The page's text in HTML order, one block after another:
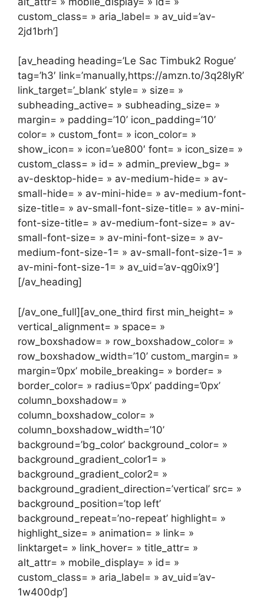
custom_class= » aria_label= » av_uid=’av-
2jd1brh’]
[av_heading heading=’Le Sac Timbuk2 Rogue’
tag=’h3′ link=’manually,https://amzn.to/3q28IyR’
link_target=’_blank’ style= » size= »
subheading_active= » subheading_size= »
margin= » padding=’10’ icon_padding=’10’
color= » custom_font= » icon_color= »
show_icon= » icon=’ue800′ font= » icon_size= »
custom_class= » id= » admin_preview_bg= »
av-desktop-hide= » av-medium-hide= » av-
small-hide= » av-mini-hide= » av-medium-font-
size-title= » av-small-font-size-title= » av-mini-
font-size-title= » av-medium-font-size= » av-
small-font-size= » av-mini-font-size= » av-
medium-font-size-1= » av-small-font-size-1= »
av-mini-font-size-1= » av_uid=’av-qg0ix9′]
[/av_heading]
[/av_one_full][av_one_third first min_height= »
vertical_alignment= » space= »
row_boxshadow= » row_boxshadow_color= »
row_boxshadow_width=’10’ custom_margin= »
margin=’0px’ mobile_breaking= » border= »
border_color= » radius=’0px’ padding=’0px’
column_boxshadow= »
column_boxshadow_color= »
column_boxshadow_width=’10’
background=’bg_color’ background_color= »
background_gradient_color1= »
background_gradient_color2= »
background_gradient_direction=’vertical’ src= »
background_position=’top left’
background_repeat=’no-repeat’ highlight= »
highlight_size= » animation= » link= »
linktarget= » link_hover= » title_attr= »
alt_attr= » mobile_display= » id= »
custom_class= » aria_label= » av_uid=’av-
1w400dp’]